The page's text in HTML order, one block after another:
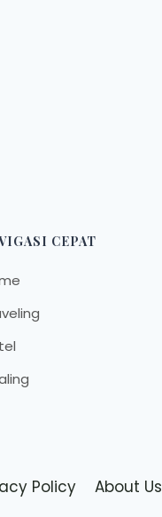
CEPAT
Policy About Us